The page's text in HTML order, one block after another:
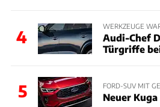
4
WERKZEUGE
Audi-Chef
Türgriffe
5 FORD-SUV MIT
Neuer